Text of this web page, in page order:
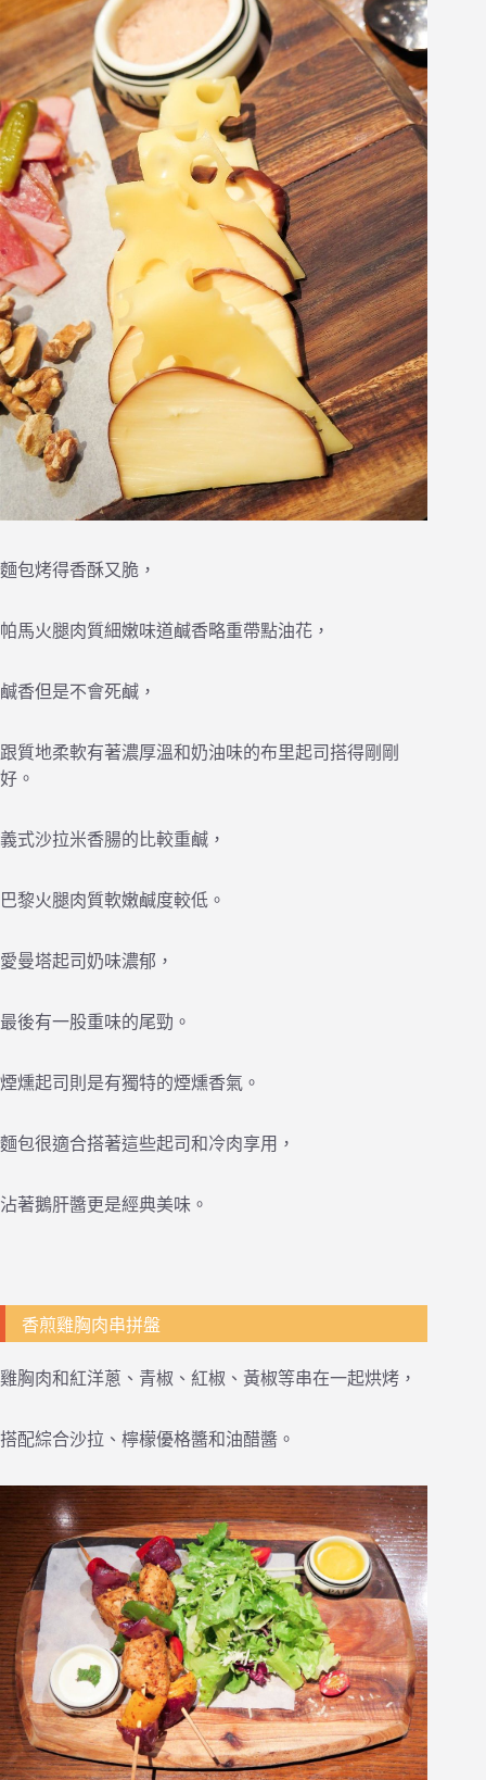
麵包烤得香酥又脆，
帕馬火腿肉質細嫩味道鹹香略重帶點油花，
鹹香但是不會死鹹，
跟質地柔軟有著濃厚溫和奶油味的布里起司搭得剛剛
好。
義式沙拉米香腸的比較重鹹，
巴黎火腿肉質軟嫩鹹度較低。
愛曼塔起司奶味濃郁，
最後有一股重味的尾勁。
煙燻起司則是有獨特的煙燻香氣。
麵包很適合搭著這些起司和冷肉享用，
沾著鵝肝醬更是經典美味。
香煎雞胸肉串拼盤
雞胸肉和紅洋蔥、青椒、紅椒、黃椒等串在一起烘烤，
搭配綜合沙拉、檸檬優格醬和油醋醬。